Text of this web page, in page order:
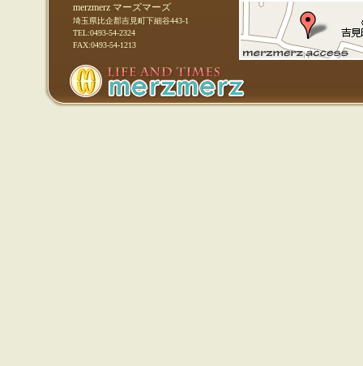
merzmerz マーズマーズ
埼玉県比企郡吉見町下細谷443-1
TEL:0493-54-2324
FAX:0493-54-1213